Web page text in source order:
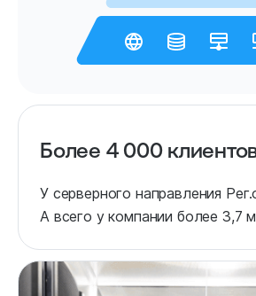
Более 4 000
У серверного направления
А всего у компании более 3,7